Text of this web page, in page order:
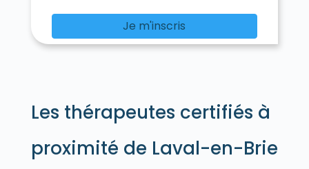
Chalmaison 77650
Chambry 77910
Chamigny 77260
Champagne-sur-Seine 77430
Changis-sur-Marne 77660
Chanteloup-en-Brie 77600
La Chapelle-Gauthier 77720
La Chapelle-Iger 77540
Je m'inscris
Les thérapeutes certifiés à
proximité de Laval-en-Brie